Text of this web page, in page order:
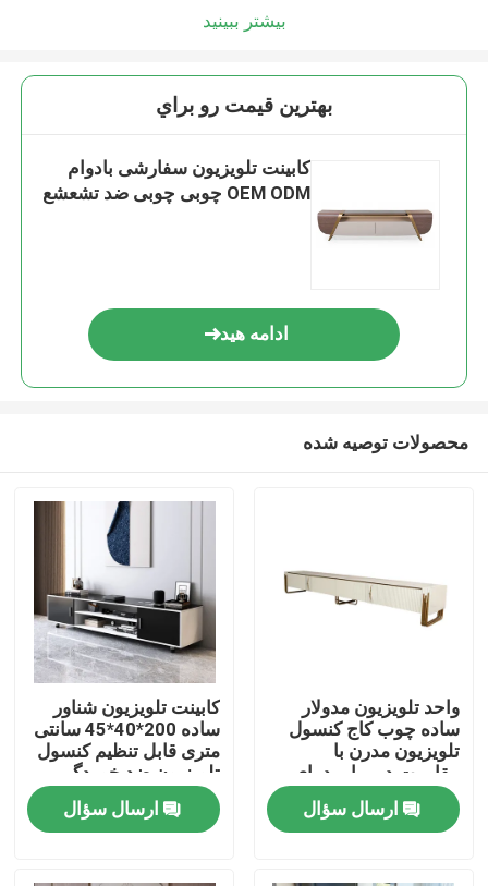
صفحه اصلی
بیشتر ببینید
بهترين قيمت رو براي
کابینت تلویزیون سفارشی بادوام
OEM ODM چوبی چوبی ضد تشعشع
ادامه هید
محصولات توصیه شده
واحد تلویزیون مدولار
ساده چوب کاج کنسول
تلویزیون مدرن با
مقاومت در برابر دمای
بالا
ارسال سؤال
کابینت تلویزیون شناور
ساده 200*40*45 سانتی
متری قابل تنظیم کنسول
تلویزیون ضد خوردگی
ارسال سؤال